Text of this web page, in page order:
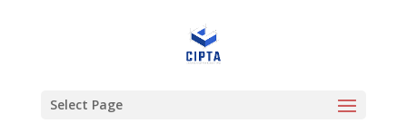
Select Page